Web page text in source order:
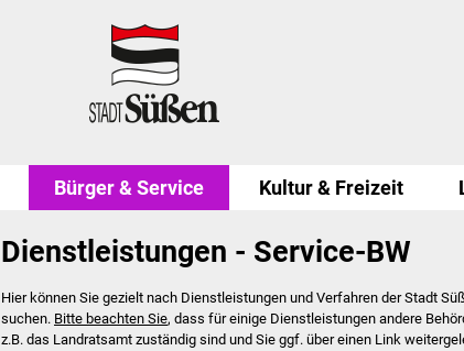
Bürger & Service Kultur & Freizeit
Dienstleistungen - Service-BW
Hier können Sie gezielt nach Dienstleistungen und Verfahren der Stadt
suchen. Bitte beachten Sie, dass für einige Dienstleistungen andere
z.B. das Landratsamt zuständig sind und Sie ggf. über einen Link